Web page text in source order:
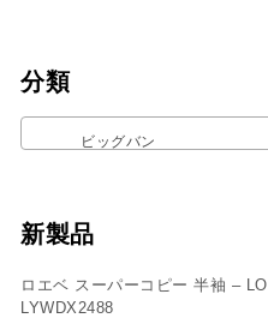
分類
ビッグバン
新製品
ロエベ スーパーコピー 半袖 –
LYWDX2488